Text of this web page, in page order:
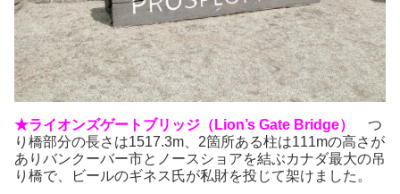
★ライオンズゲートブリッジ（Lion’s Gate Bridge） つ
り橋部分の長さは1517.3m、2箇所ある柱は111mの高さが
ありバンクーバー市とノースショアを結ぶカナダ最大の吊
り橋で、ビールのギネス氏が私財を投じて架けました。